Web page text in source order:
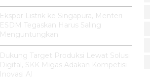
Ekspor Listrik ke Singapura, Menteri
ESDM Tegaskan Harus Saling
Menguntungkan
Dukung Target Produksi Lewat Solusi
Digital, SKK Migas Adakan Kompetisi
Inovasi AI